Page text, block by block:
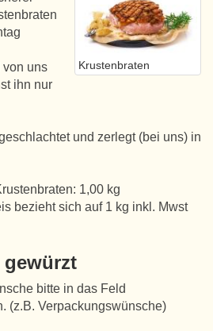
Krustenbraten
von uns
ihn nur
und zerlegt (bei uns) in
1,00 kg
bezieht sich auf 1 kg inkl. Mwst
bitte in das Feld
(z.B. Verpackungswünsche)